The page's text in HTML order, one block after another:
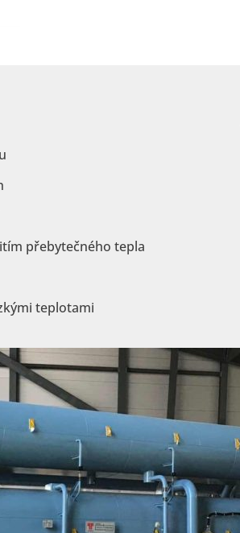
přebytečného tepla
teplotami